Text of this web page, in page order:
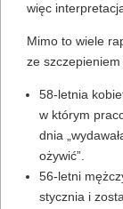
więc
Mimo to wiele
ze
58-letnia
w którym
dnia
ożywić”.
56-letni
stycznia i